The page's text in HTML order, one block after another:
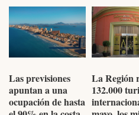
Las previsiones
apuntan a una
ocupación de hasta
La Región
132.000